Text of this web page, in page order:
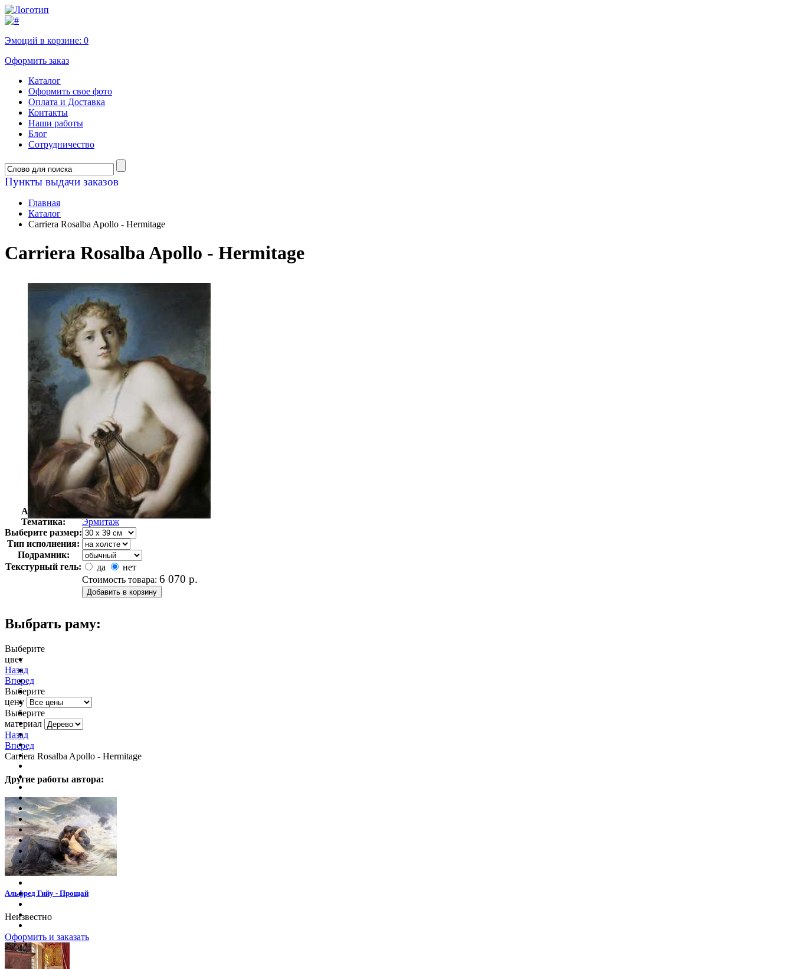
Эмоций в корзине: 0
Оформить заказ
Каталог
Оформить свое фото
Оплата и Доставка
Контакты
Наши работы
Блог
Сотрудничество
Пункты выдачи заказов
Главная
Каталог
Carriera Rosalba Apollo - Hermitage
Carriera Rosalba Apollo - Hermitage
Автор:
Неизвестно
Арт-стиль
Русская живопись XIX века
Тематика:
Эрмитаж
Выберите размер:
Тип исполнения:
Подрамник:
Текстурный гель:
да
нет
Стоимость товара: 6 070 р.
Выбрать раму:
Выберите
цвет
Назад
Вперед
Выберите
цену
Выберите
материал
Назад
Вперед
Carriera Rosalba Apollo - Hermitage
Другие работы автора:
Альфред Гийу - Прощай
Неизвестно
Оформить и заказать